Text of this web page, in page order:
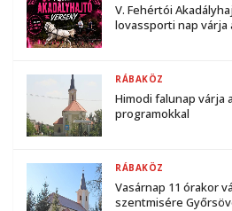
V. Fehértói
lovassporti nap
Himodi falunap várja
programokkal
RÁBAKÖZ
Vasárnap 11 órakor
szentmisére
RÁBAKÖZ